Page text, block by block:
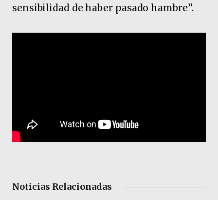
sensibilidad de haber pasado hambre”.
Noticias Relacionadas